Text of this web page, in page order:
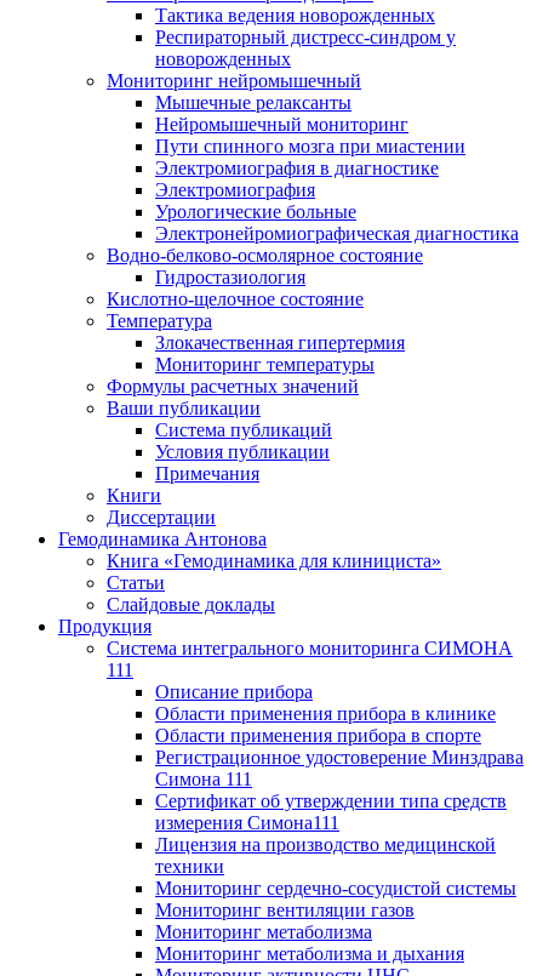
Тактика ведения новорожденных
Респираторный дистресс-синдром у
новорожденных
Мониторинг нейромышечный
Мышечные релаксанты
Нейромышечный мониторинг
Пути спинного мозга при миастении
Электромиография в диагностике
Электромиография
Урологические больные
Электронейромиографическая диагностика
Водно-белково-осмолярное состояние
Гидростазиология
Кислотно-щелочное состояние
Температура
Злокачественная гипертермия
Мониторинг температуры
Формулы расчетных значений
Ваши публикации
Система публикаций
Условия публикации
Примечания
Книги
Диссертации
Гемодинамика Антонова
Книга «Гемодинамика для клинициста»
Статьи
Слайдовые доклады
Продукция
Система интегрального мониторинга СИМОНА
111
Описание прибора
Области применения прибора в клинике
Области применения прибора в спорте
Регистрационное удостоверение Минздрава
Симона 111
Сертификат об утверждении типа средств
измерения Симона111
Лицензия на производство медицинской
техники
Мониторинг сердечно-сосудистой системы
Мониторинг вентиляции газов
Мониторинг метаболизма
Мониторинг метаболизма и дыхания